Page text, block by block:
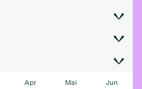
Apr Mai Jun